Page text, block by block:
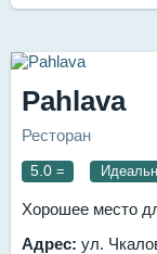
Pahlava
Ресторан
5.0 =
Хорошее место
Адрес: ул.